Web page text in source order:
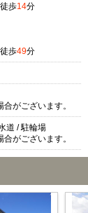
徒歩14分
徒歩49分
がございます。
道 / 駐輪場
がございます。